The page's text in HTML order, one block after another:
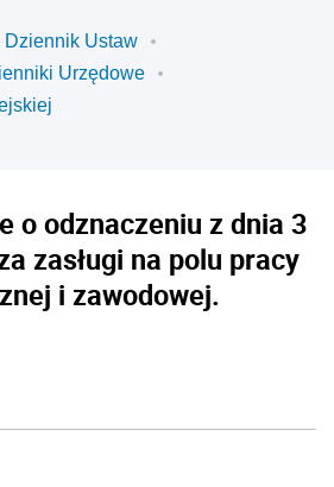
Dziennik Ustaw
Urzędowe
o odznaczeniu z dnia 3
zasługi na polu pracy
i zawodowej.